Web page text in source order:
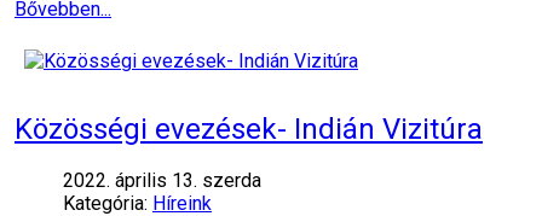
Bővebben...
Közösségi evezések- Indián Vizitúra
2022. április 13. szerda
Kategória: Híreink